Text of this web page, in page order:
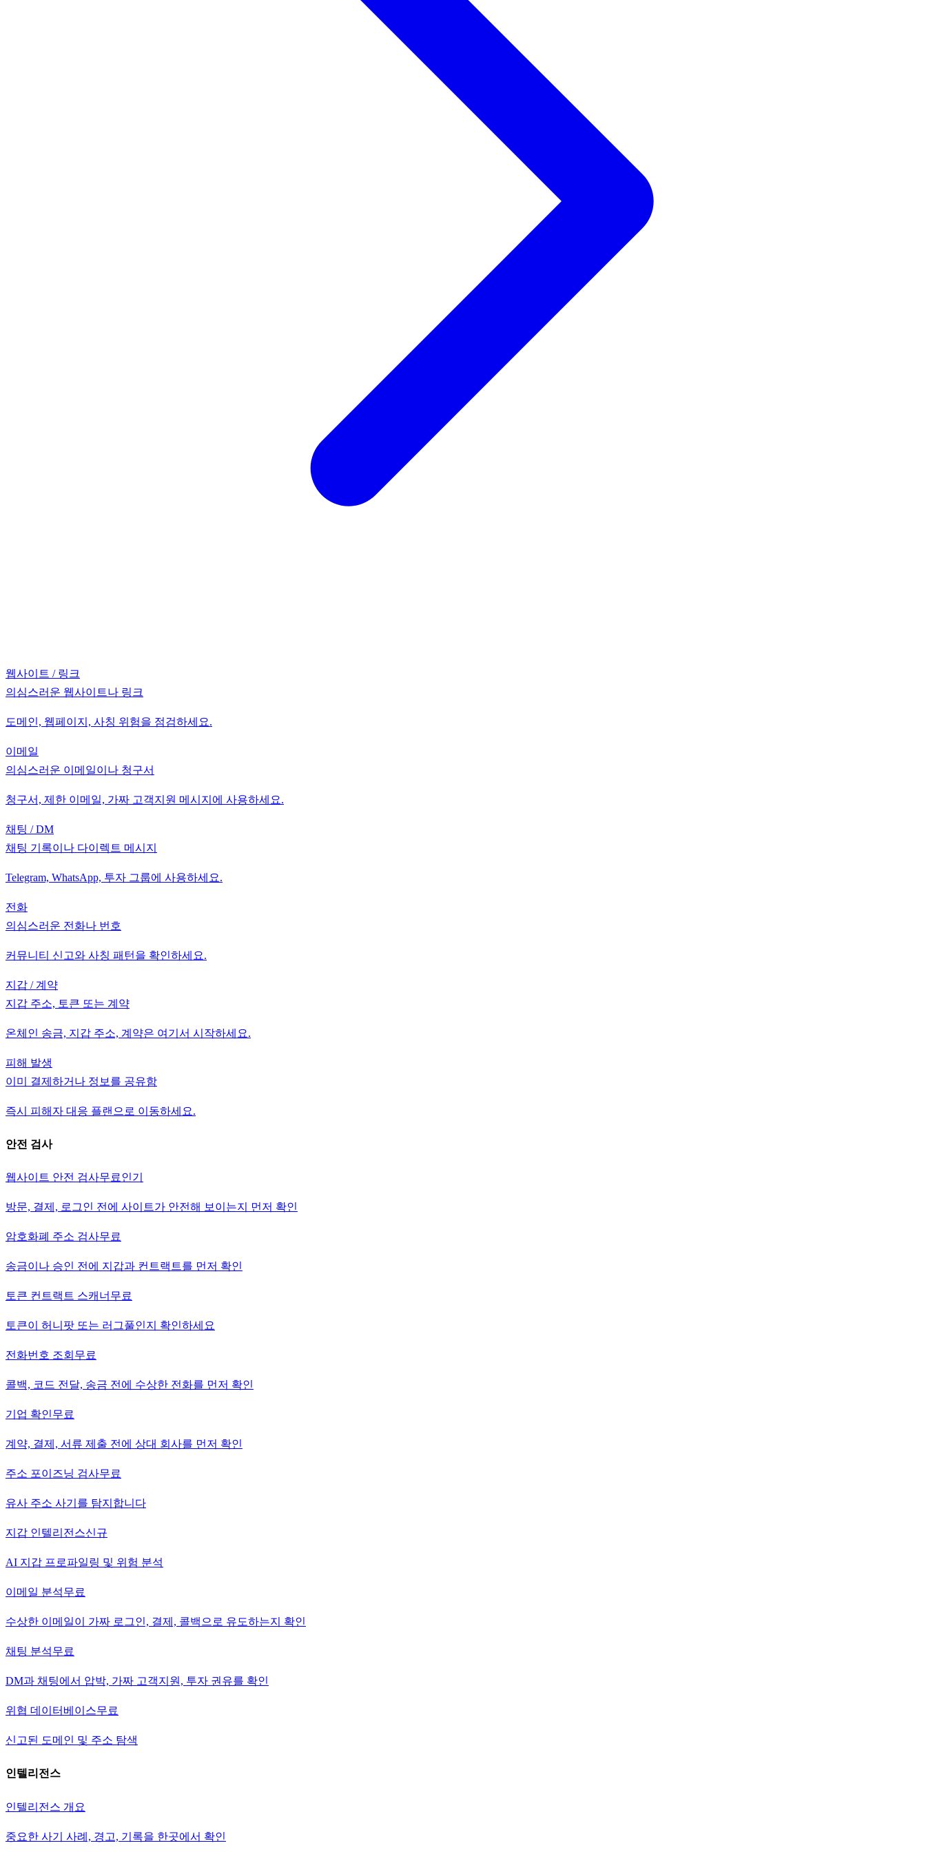
웹사이트 / 링크
의심스러운 웹사이트나 링크
도메인, 웹페이지, 사칭 위험을 점검하세요.
이메일
의심스러운 이메일이나 청구서
청구서, 제한 이메일, 가짜 고객지원 메시지에 사용하세요.
채팅 / DM
채팅 기록이나 다이렉트 메시지
Telegram, WhatsApp, 투자 그룹에 사용하세요.
전화
의심스러운 전화나 번호
커뮤니티 신고와 사칭 패턴을 확인하세요.
지갑 / 계약
지갑 주소, 토큰 또는 계약
온체인 송금, 지갑 주소, 계약은 여기서 시작하세요.
피해 발생
이미 결제하거나 정보를 공유함
즉시 피해자 대응 플랜으로 이동하세요.
안전 검사
웹사이트 안전 검사무료인기
방문, 결제, 로그인 전에 사이트가 안전해 보이는지 먼저 확인
암호화폐 주소 검사무료
송금이나 승인 전에 지갑과 컨트랙트를 먼저 확인
토큰 컨트랙트 스캐너 무료
토큰이 허니팟 또는 러그풀인지 확인하세요
전화번호 조회 무료
콜백, 코드 전달, 송금 전에 수상한 전화를 먼저 확인
기업 확인무료
계약, 결제, 서류 제출 전에 상대 회사를 먼저 확인
주소 포이즈닝 검사무료
유사 주소 사기를 탐지합니다
지갑 인텔리전스신규
AI 지갑 프로파일링 및 위험 분석
이메일 분석무료
수상한 이메일이 가짜 로그인, 결제, 콜백으로 유도하는지 확인
채팅 분석무료
DM과 채팅에서 압박, 가짜 고객지원, 투자 권유를 확인
위협 데이터베이스무료
신고된 도메인 및 주소 탐색
인텔리전스
인텔리전스 개요
중요한 사기 사례, 경고, 기록을 한곳에서 확인